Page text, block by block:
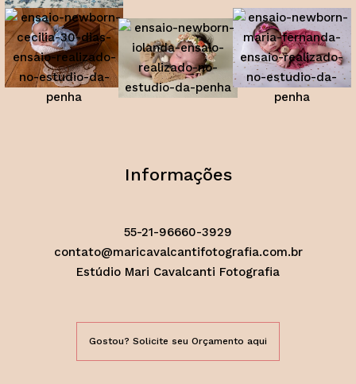
Informações
55-21-96660-3929
contato@maricavalcantifotografia.com.br
Estúdio Mari Cavalcanti Fotografia
Gostou? Solicite seu Orçamento aqui